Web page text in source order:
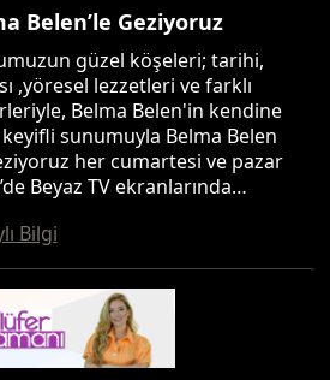
Belen’le Geziyoruz
güzel köşeleri; tarihi,
,yöresel lezzetleri ve farklı
Belma Belen'in kendine
sunumuyla Belma Belen
her cumartesi ve pazar
Beyaz TV ekranlarında…
Bilgi